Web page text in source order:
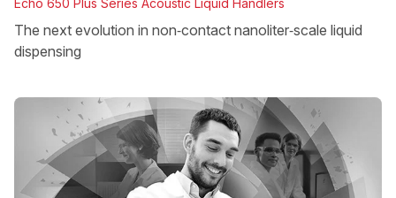
Echo 650 Plus Series Acoustic Liquid Handlers
The next evolution in non‑contact nanoliter‑scale liquid
dispensing